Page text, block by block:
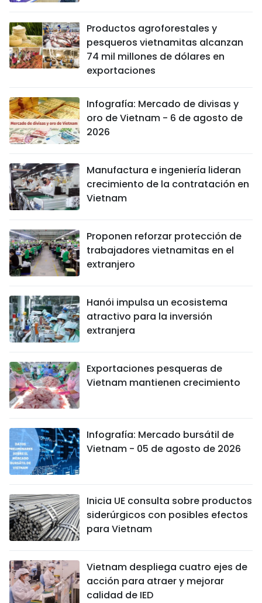
Productos agroforestales y
pesqueros vietnamitas alcanzan
74 mil millones de dólares en
exportaciones
Infografía: Mercado de divisas y
oro de Vietnam - 6 de agosto de
2026
Manufactura e ingeniería lideran
crecimiento de la contratación en
Vietnam
Proponen reforzar protección de
trabajadores vietnamitas en el
extranjero
Hanói impulsa un ecosistema
atractivo para la inversión
extranjera
Exportaciones pesqueras de
Vietnam mantienen crecimiento
Infografía: Mercado bursátil de
Vietnam - 05 de agosto de 2026
Inicia UE consulta sobre productos
siderúrgicos con posibles efectos
para Vietnam
Vietnam despliega cuatro ejes de
acción para atraer y mejorar
calidad de IED